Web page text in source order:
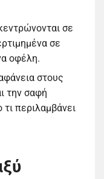
σε
σε
οφέλη.
στους
την σαφή
τι περιλαμβάνει